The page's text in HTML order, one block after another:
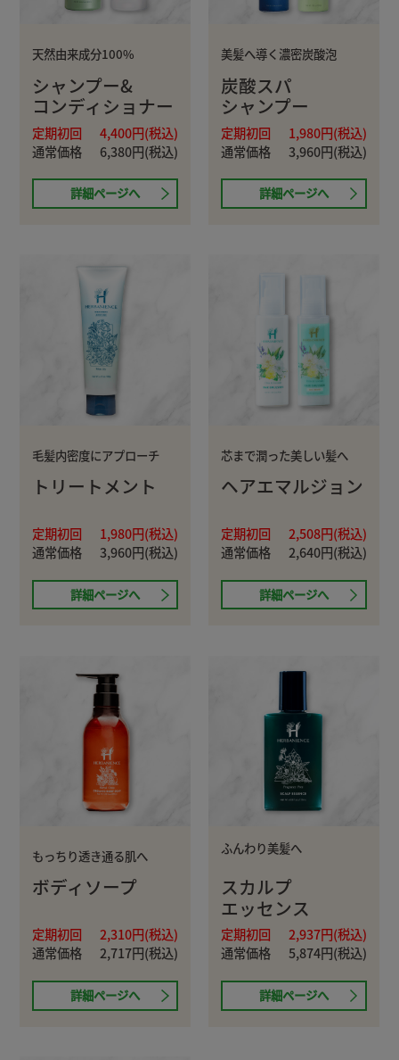
天然由来成分100%
シャンプー&
コンディショナー
定期初回
4,400円(税込)
通常価格
6,380円(税込)
詳細ページへ
美髪へ導く濃密炭酸泡
炭酸スパ
シャンプー
定期初回
1,980円(税込)
通常価格
3,960円(税込)
詳細ページへ
毛髪内密度にアプローチ
トリートメント
定期初回
1,980円(税込)
通常価格
3,960円(税込)
詳細ページへ
芯まで潤った美しい髪へ
ヘアエマルジョン
定期初回
2,508円(税込)
通常価格
2,640円(税込)
詳細ページへ
もっちり透き通る肌へ
ボディソープ
定期初回
2,310円(税込)
通常価格
2,717円(税込)
詳細ページへ
ふんわり美髪へ
スカルプ
エッセンス
定期初回
2,937円(税込)
通常価格
5,874円(税込)
詳細ページへ